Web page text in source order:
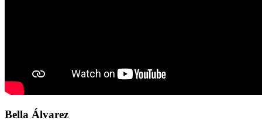
Bella Álvarez